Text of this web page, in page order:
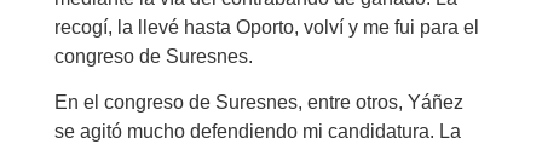
recogí, la llevé hasta Oporto, volví y me fui para el
congreso de Suresnes.
En el congreso de Suresnes, entre otros, Yáñez
se agitó mucho defendiendo mi candidatura. La